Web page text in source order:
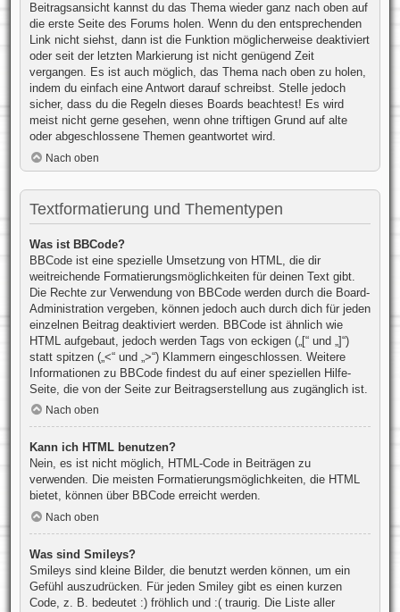
Beitragsansicht kannst du das Thema wieder ganz nach oben auf
die erste Seite des Forums holen. Wenn du den entsprechenden
Link nicht siehst, dann ist die Funktion möglicherweise deaktiviert
oder seit der letzten Markierung ist nicht genügend Zeit
vergangen. Es ist auch möglich, das Thema nach oben zu holen,
indem du einfach eine Antwort darauf schreibst. Stelle jedoch
sicher, dass du die Regeln dieses Boards beachtest! Es wird
meist nicht gerne gesehen, wenn ohne triftigen Grund auf alte
oder abgeschlossene Themen geantwortet wird.
Nach oben
Textformatierung und Thementypen
Was ist BBCode?
BBCode ist eine spezielle Umsetzung von HTML, die dir
weitreichende Formatierungsmöglichkeiten für deinen Text gibt.
Die Rechte zur Verwendung von BBCode werden durch die Board-
Administration vergeben, können jedoch auch durch dich für jeden
einzelnen Beitrag deaktiviert werden. BBCode ist ähnlich wie
HTML aufgebaut, jedoch werden Tags von eckigen („[“ und „]“)
statt spitzen („<“ und „>“) Klammern eingeschlossen. Weitere
Informationen zu BBCode findest du auf einer speziellen Hilfe-
Seite, die von der Seite zur Beitragserstellung aus zugänglich ist.
Nach oben
Kann ich HTML benutzen?
Nein, es ist nicht möglich, HTML-Code in Beiträgen zu
verwenden. Die meisten Formatierungsmöglichkeiten, die HTML
bietet, können über BBCode erreicht werden.
Nach oben
Was sind Smileys?
Smileys sind kleine Bilder, die benutzt werden können, um ein
Gefühl auszudrücken. Für jeden Smiley gibt es einen kurzen
Code, z. B. bedeutet :) fröhlich und :( traurig. Die Liste aller